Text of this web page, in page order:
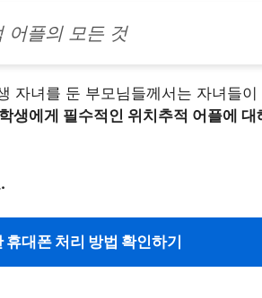
어플의 모든 것
자녀를 둔 부모님들께서는 자녀들
생에게 필수적인 위치추적 어플에
휴대폰 처리 방법 확인하기